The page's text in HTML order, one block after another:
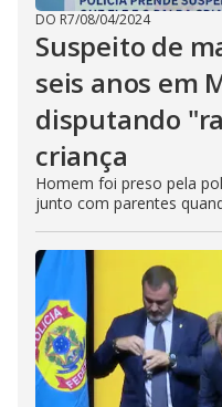
DO R7/08/04/2024
Suspeito de
seis anos em
disputando
criança
Homem foi preso pela
junto com parentes